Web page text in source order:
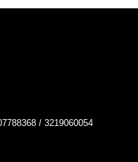
/ 3219060054